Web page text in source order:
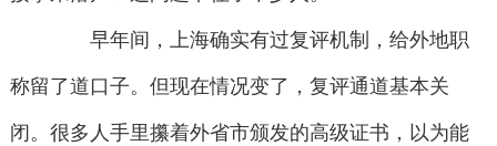
早年间，上海确实有过复评机制，给外地职
称留了道口子。但现在情况变了，复评通道基本关
闭。很多人手里攥着外省市颁发的高级证书，以为能